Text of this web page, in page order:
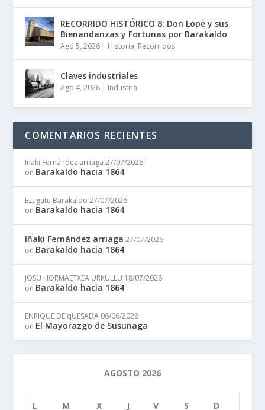
RECORRIDO HISTÓRICO 8: Don Lope y sus
Bienandanzas y Fortunas por Barakaldo
Ago 5, 2026 | Historia, Recorridos
Claves industriales
Ago 4, 2026 | Industria
COMENTARIOS RECIENTES
Iñaki Fernández arriaga 27/07/2026
on Barakaldo hacia 1864
Ezagutu Barakaldo 27/07/2026
on Barakaldo hacia 1864
Iñaki Fernández arriaga 27/07/2026
on Barakaldo hacia 1864
JOSU HORMAETXEA URKULLU 18/07/2026
on Barakaldo hacia 1864
ENRIQUE DE qUESADA 06/06/2026
on El Mayorazgo de Susunaga
AGOSTO 2026
L M X J V S D